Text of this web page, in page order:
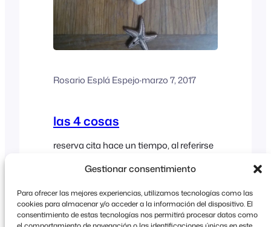
Gestionar consentimiento
Para ofrecer las mejores experiencias, utilizamos tecnologías como las
cookies para almacenar y/o acceder a la información del dispositivo. El
consentimiento de estas tecnologías nos permitirá procesar datos como
Rosario Esplá Espejo·marzo 7, 2017
las 4 cosas
reserva cita hace un tiempo, al referirse
personas, alguien me contó que creía
cosas. No sé si en algún momento me
especificó cuáles eran exactamente,